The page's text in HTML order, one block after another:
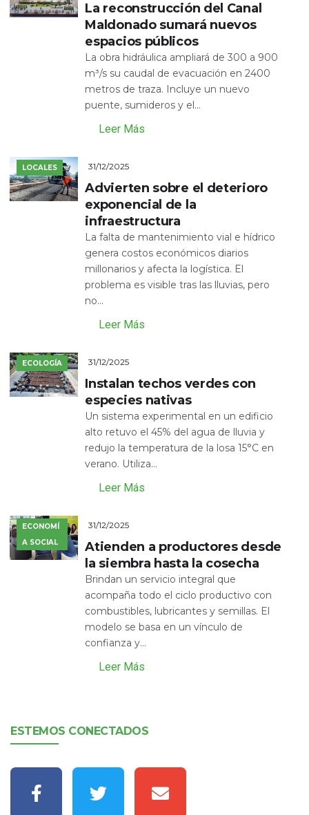
La reconstrucción del Canal
Maldonado sumará nuevos
espacios públicos
La obra hidráulica ampliará de 300 a 900
m³/s su caudal de evacuación en 2400
metros de traza. Incluye un nuevo
puente, sumideros y el...
Leer Más
LOCALES 31/12/2025
Advierten sobre el deterioro
exponencial de la
infraestructura
La falta de mantenimiento vial e hídrico
genera costos económicos diarios
millonarios y afecta la logística. El
problema es visible tras las lluvias, pero
no...
Leer Más
ECOLOGÍA 31/12/2025
Instalan techos verdes con
especies nativas
Un sistema experimental en un edificio
alto retuvo el 45% del agua de lluvia y
redujo la temperatura de la losa 15°C en
verano. Utiliza...
Leer Más
ECONOMÍ
A SOCIAL
31/12/2025
Atienden a productores desde
la siembra hasta la cosecha
Brindan un servicio integral que
acompaña todo el ciclo productivo con
combustibles, lubricantes y semillas. El
modelo se basa en un vínculo de
confianza y...
Leer Más
ESTEMOS CONECTADOS